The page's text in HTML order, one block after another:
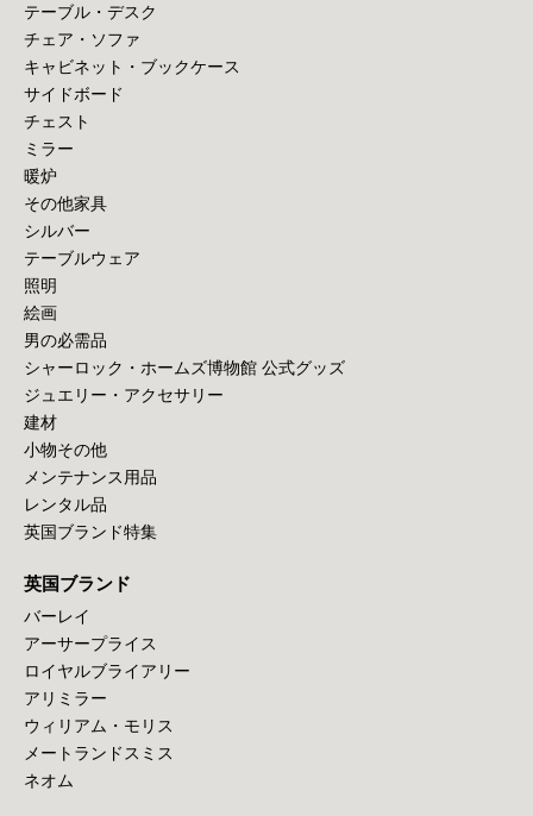
テーブル・デスク
チェア・ソファ
キャビネット・ブックケース
サイドボード
チェスト
ミラー
暖炉
その他家具
シルバー
テーブルウェア
照明
絵画
男の必需品
シャーロック・ホームズ博物館 公式グッズ
ジュエリー・アクセサリー
建材
小物その他
メンテナンス用品
レンタル品
英国ブランド特集
英国ブランド
バーレイ
アーサープライス
ロイヤルブライアリー
アリミラー
ウィリアム・モリス
メートランドスミス
ネオム